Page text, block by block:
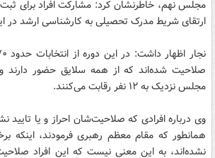
مجلس نهم، خاطرنشان کرد: مشارکت افراد برای
ارتقای شریط مدرک تحصیلی به کارشناسی ارشد در
صلاحیت شده‌اند که از همه سلایق حضور
مجلس نزدیک به ۱۲ نفر رقابت می‌کنند.
وی درباره افرادی که صلاحیت‌شان احراز و یا تایید
همانطور که مقام معظم رهبری فرمودند، اینکه
نشده‌اند، به این معنی نیست که این افراد